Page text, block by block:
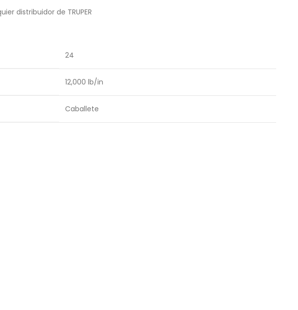
distribuidor de TRUPER
24
12,000 lb/in
Caballete